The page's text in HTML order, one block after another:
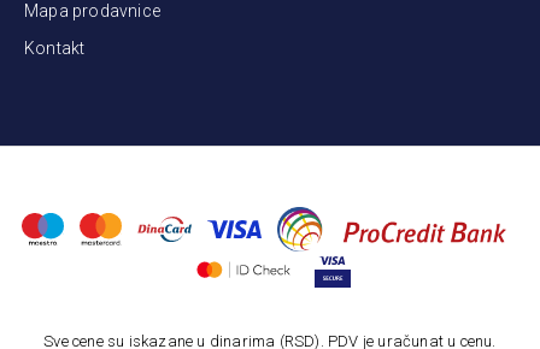
Mapa prodavnice
Kontakt
Sve cene su iskazane u dinarima (RSD). PDV je uračunat u cenu.